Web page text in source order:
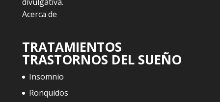
Acerca de
TRATAMIENTOS
TRASTORNOS DEL SUEÑO
Insomnio
Ronquidos